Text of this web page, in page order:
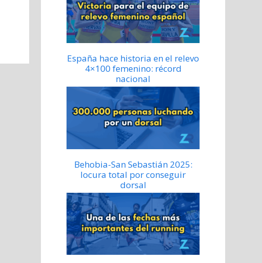
España hace historia en el relevo
4×100 femenino: récord
nacional
Behobia-San Sebastián 2025:
locura total por conseguir
dorsal